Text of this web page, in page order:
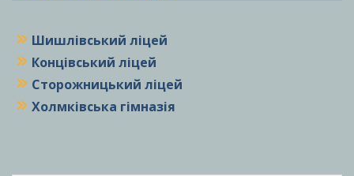
Шишлівський ліцей
Концівський ліцей
Сторожницький ліцей
Холмківська гімназія